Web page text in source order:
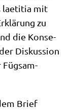
lae­ti­tia mit
zu
die Kon­se­
Dis­kus­si­on
Füg­sam­
Brief